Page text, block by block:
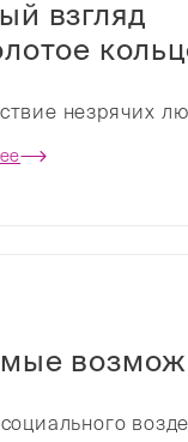
взгляд
незрячих